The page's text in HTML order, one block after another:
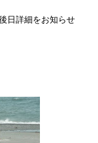
日詳細をお知らせ